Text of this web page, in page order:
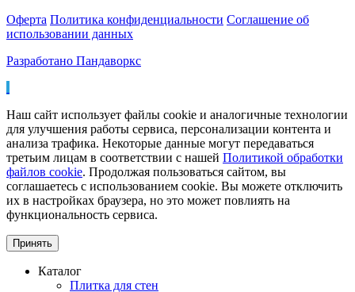
Оферта Политика конфиденциальности Соглашение об
использовании данных
Разработано Пандаворкс
Наш сайт использует файлы cookie и аналогичные технологии
для улучшения работы сервиса, персонализации контента и
анализа трафика. Некоторые данные могут передаваться
третьим лицам в соответствии с нашей Политикой обработки
файлов cookie. Продолжая пользоваться сайтом, вы
соглашаетесь с использованием cookie. Вы можете отключить
их в настройках браузера, но это может повлиять на
функциональность сервиса.
Принять
Каталог
Плитка для стен